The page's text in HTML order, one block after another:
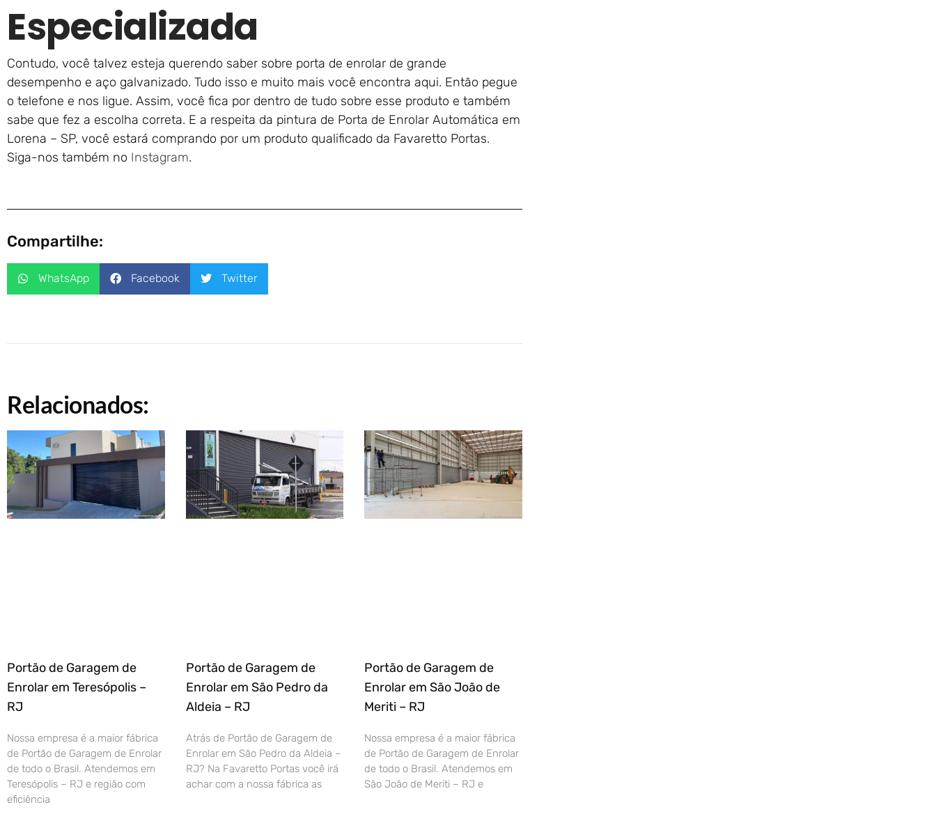
Especializada
Contudo, você talvez esteja querendo saber sobre porta de enrolar de grande
desempenho e aço galvanizado. Tudo isso e muito mais você encontra aqui. Então pegue
o telefone e nos ligue. Assim, você fica por dentro de tudo sobre esse produto e também
sabe que fez a escolha correta. E a respeita da pintura de Porta de Enrolar Automática em
Lorena – SP, você estará comprando por um produto qualificado da Favaretto Portas.
Siga-nos também no Instagram.
Compartilhe:
WhatsApp Facebook Twitter
Relacionados:
Portão de Garagem de
Enrolar em Teresópolis –
RJ
Nossa empresa é a maior fábrica
de Portão de Garagem de Enrolar
de todo o Brasil. Atendemos em
Teresópolis – RJ e região com
eficiência
Portão de Garagem de
Enrolar em São Pedro da
Aldeia – RJ
Atrás de Portão de Garagem de
Enrolar em São Pedro da Aldeia –
RJ? Na Favaretto Portas você irá
achar com a nossa fábrica as
Portão de Garagem de
Enrolar em São João de
Meriti – RJ
Nossa empresa é a maior fábrica
de Portão de Garagem de Enrolar
de todo o Brasil. Atendemos em
São João de Meriti – RJ e